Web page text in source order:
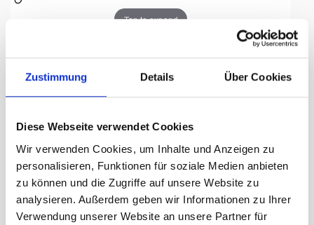
Zustimmung Details Über Cookies
Diese Webseite verwendet Cookies
Wir verwenden Cookies, um Inhalte und Anzeigen zu
personalisieren, Funktionen für soziale Medien anbieten
zu können und die Zugriffe auf unsere Website zu
analysieren. Außerdem geben wir Informationen zu Ihrer
Verwendung unserer Website an unsere Partner für
Tap to expand
Bangladesch, 70 x 100 cm
Lieferzeit Tage:ca. 5-7 Arbeitstage
55.50 CHF